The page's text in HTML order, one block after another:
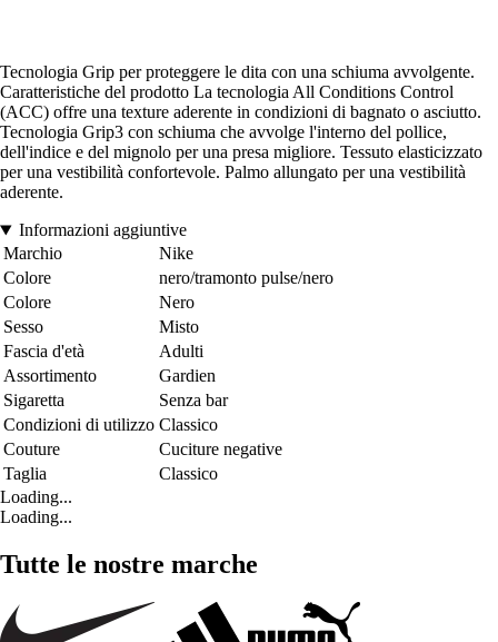
Tecnologia Grip per proteggere le dita con una schiuma avvolgente.
Caratteristiche del prodotto La tecnologia All Conditions Control
(ACC) offre una texture aderente in condizioni di bagnato o asciutto.
Tecnologia Grip3 con schiuma che avvolge l'interno del pollice,
dell'indice e del mignolo per una presa migliore. Tessuto elasticizzato
per una vestibilità confortevole. Palmo allungato per una vestibilità
aderente.
Informazioni aggiuntive
Marchio
Nike
Colore
nero/tramonto pulse/nero
Colore
Nero
Sesso
Misto
Fascia d'età
Adulti
Assortimento
Gardien
Sigaretta
Senza bar
Condizioni di utilizzo Classico
Couture
Cuciture negative
Taglia
Classico
Loading...
Loading...
Tutte le nostre marche